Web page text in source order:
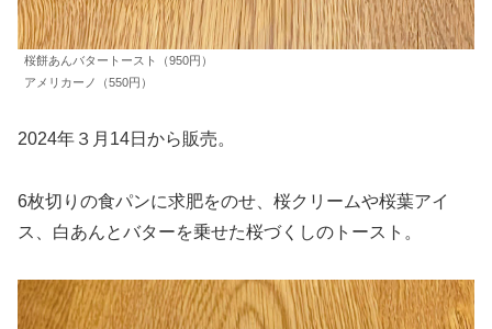
桜餅あんバタートースト（950円）
アメリカーノ（550円）
2024年３月14日から販売。
6枚切りの食パンに求肥をのせ、桜クリームや桜葉アイ
ス、白あんとバターを乗せた桜づくしのトースト。